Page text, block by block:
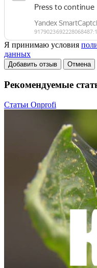
Я принимаю условия
данных
Добавить отзыв Отмена
Рекомендуемые
Статьи Onprofi